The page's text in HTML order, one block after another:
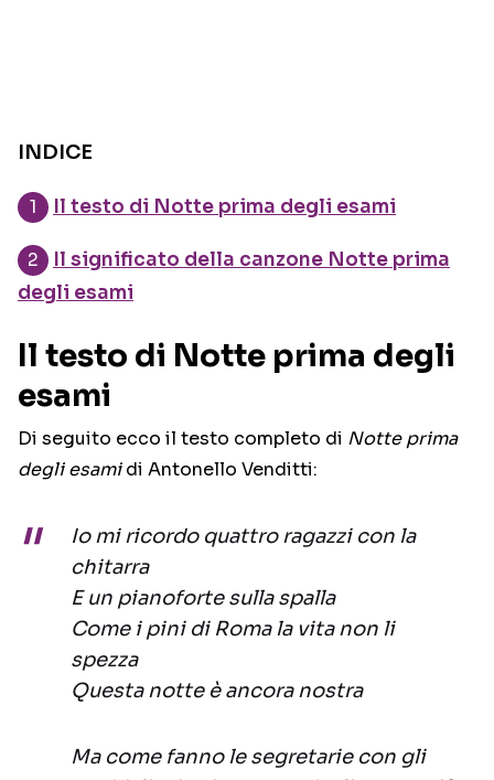
INDICE
Il testo di Notte prima degli esami
Il significato della canzone Notte prima
degli esami
Il testo di Notte prima degli
esami
Di seguito ecco il testo completo di Notte prima
degli esamidi Antonello Venditti:
Io mi ricordo quattro ragazzi con la
chitarra
E un pianoforte sulla spalla
Come i pini di Roma la vita non li
spezza
Questa notte è ancora nostra
Ma come fanno le segretarie con gli